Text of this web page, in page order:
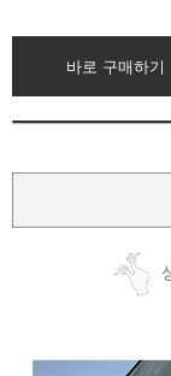
바로 구매하기